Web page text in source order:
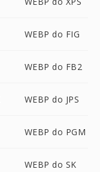
WEBP do FIG
WEBP do FB2
WEBP do JPS
WEBP do PGM
WEBP do SK